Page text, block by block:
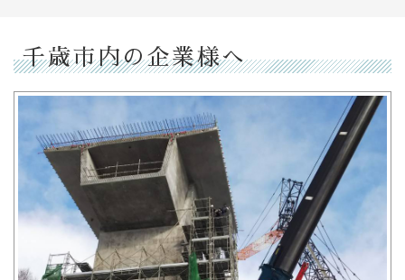
千歳市内の企業様へ